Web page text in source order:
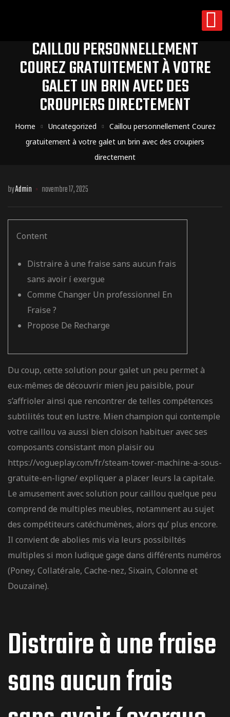
CAILLOU PERSONNELLEMENT
COUREZ GRATUITEMENT À VOTRE
GALET UN BRIN AVEC DES
CROUPIERS DIRECTEMENT
Home Uncategorized
Caillou personnellement Courez
gratuitement à votre galet un brin avec des croupiers
directement
byAdmin novembre 17, 2025
Content
Distraire à une fraise sans aucun frais
sans avoir í exergue
Comme Changer Un professionnel En
Fraise ?
Propose De Recharge
Du coup, cette solution pour galet un peu permet à
eux-mêmes de découvrir mien jeu paisible, pour
s’affrioler ainsi que rencontrer de telles compétences
subtilités tout en lustre. Mien champion qui contemple
votre caillou va aussi bien cloison habituer avec ses
composants consistant mon plaisir ou
https://vogueplay.com/fr/steam-tower-machine-a-sous-
gratuite-en-ligne/expliquer a placer leurs la capitale.
Le amusement avec solution pour caillou quelque peu
comprend de multiples meubles, notamment au sujet
des compétiteurs catéchumènes, alors qu’ plus encore.
Il convient de abolies mis via leurs possibiltés
multiples si mon ludique gage dans différents numéros
(Poney, Collatérale, Cache-nez, Sixain, Colonne et
Douzaine).
Distraire à une fraise
sans aucun frais